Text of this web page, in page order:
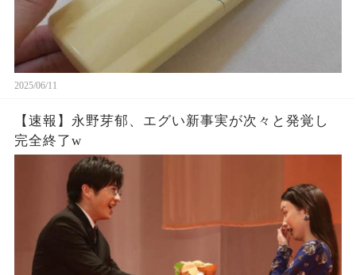
2025/06/11
【速報】永野芽郁、エグい新事実が次々と発覚し
完全終了w